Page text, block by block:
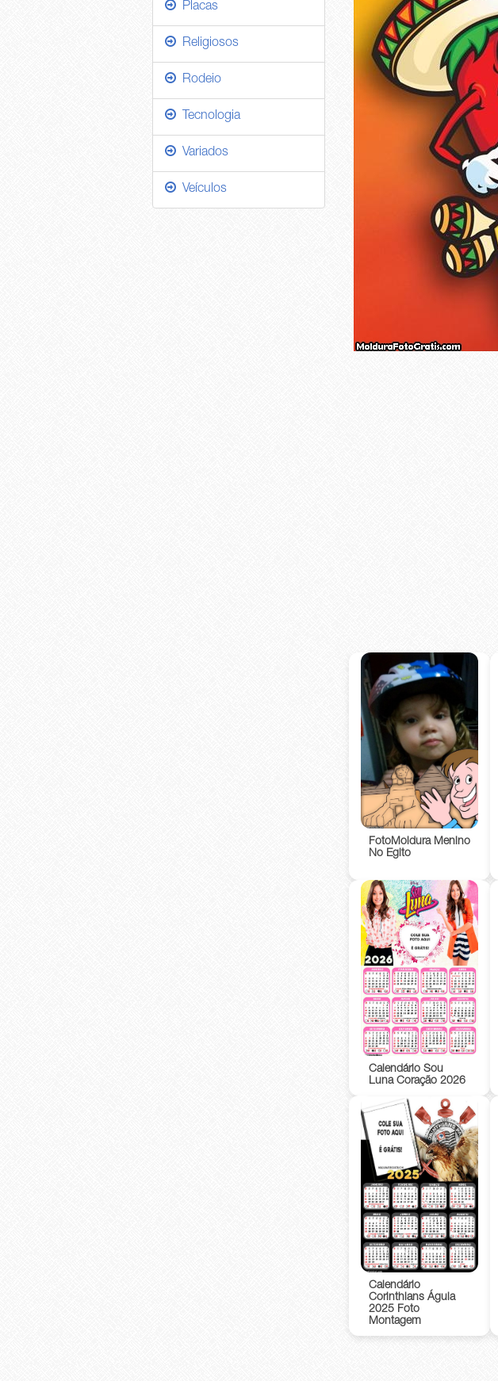
FotoMoldura Menino
No Egito
Calendário Sou
Luna Coração 2026
Calendário
Corinthians Águia
2025 Foto
Montagem
Placas
Religiosos
Rodeio
Tecnologia
Variados
Veículos